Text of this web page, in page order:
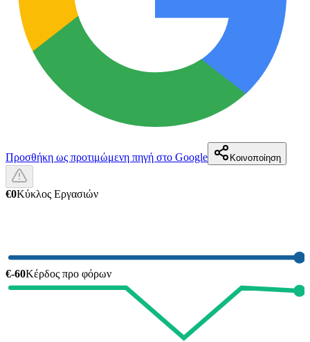
Προσθήκη ως προτιμώμενη πηγή στο Google Κοινοποίηση
€0Κύκλος Εργασιών
€-60Κέρδος προ φόρων